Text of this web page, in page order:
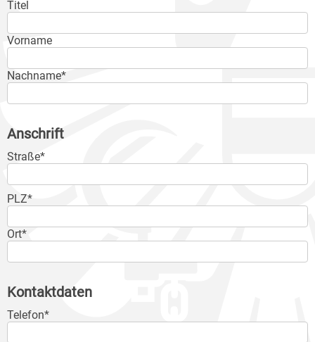
Titel
Vorname
Nachname*
Anschrift
Straße*
PLZ*
Ort*
Kontaktdaten
Telefon*